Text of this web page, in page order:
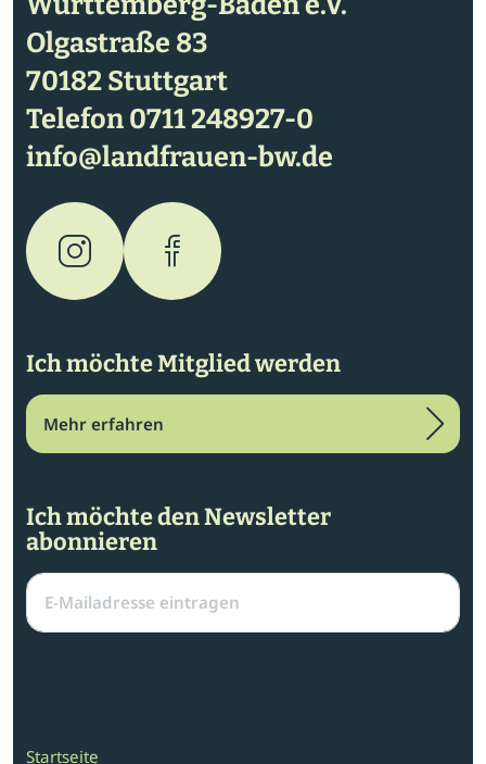
Olgastraße 83
70182 Stuttgart
Telefon0711 248927-0
info@landfrauen-bw.de
Ich möchte Mitglied werden
Mehr erfahren
Ich möchte den Newsletter
abonnieren
Startseite